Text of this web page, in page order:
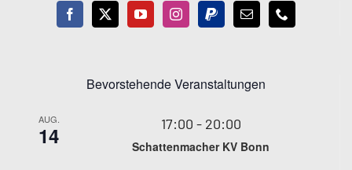
Bevorstehende Veranstaltungen
AUG.
14 17:00 - 20:00
Schattenmacher KV Bonn